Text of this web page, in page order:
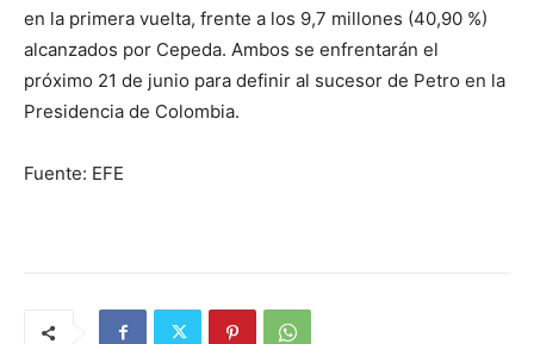
en la primera vuelta, frente a los 9,7 millones (40,90 %)
alcanzados por Cepeda. Ambos se enfrentarán el
próximo 21 de junio para definir al sucesor de Petro en la
Presidencia de Colombia.
Fuente: EFE